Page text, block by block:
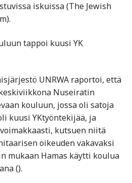
iskuissa ​(The Jewish
tappoi kuusi YK
UNRWA raportoi, että
Nuseiratin
kouluun, jossa oli satoja
kuusi YKtyöntekijää, ja
kutsuen niitä
oikeuden vakavaksi
mukaan Hamas käytti koulua
().